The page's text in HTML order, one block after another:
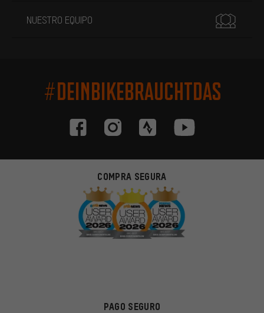
NUESTRO EQUIPO
#DEINBIKEBRAUCHTDAS
COMPRA SEGURA
PAGO SEGURO